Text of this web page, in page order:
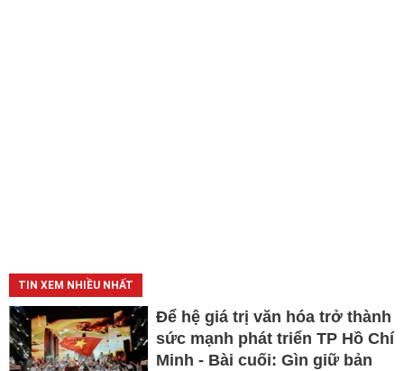
TIN XEM NHIỀU NHẤT
Để hệ giá trị văn hóa trở thành
sức mạnh phát triển TP Hồ Chí
Minh - Bài cuối: Gìn giữ bản